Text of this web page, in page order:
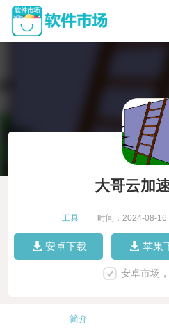
大哥云加
工具 时间：2024-08-16
安卓下载 苹果
安卓市场
简介